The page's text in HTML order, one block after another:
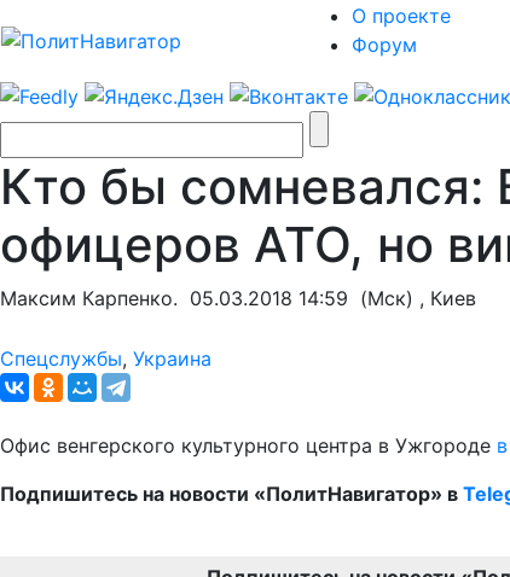
О проекте
Форум
Кто бы сомневался:
офицеров АТО, но
Максим Карпенко. 05.03.2018 14:59 (Мск) , Киев
Спецслужбы, Украина
Офис венгерского культурного центра в Ужгороде
Подпишитесь на новости «ПолитНавигатор» в